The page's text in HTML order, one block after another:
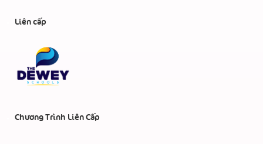
Liên cấp
Chương Trình Liên Cấp